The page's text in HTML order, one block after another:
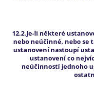
12.2.Je-li některé
nebo neúčinné, nebo se
ustanovení nastoupí
ustanovení co
neúčinností jednoho